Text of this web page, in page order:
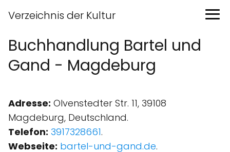
Verzeichnis der Kultur
Buchhandlung Bartel und
Gand - Magdeburg
Adresse: Olvenstedter Str. 11, 39108
Magdeburg, Deutschland.
Telefon: 3917328661.
Webseite: bartel-und-gand.de.